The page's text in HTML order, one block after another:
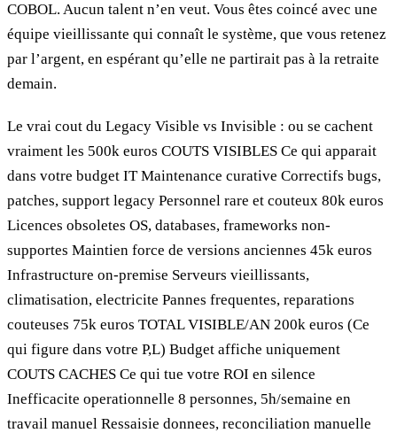
COBOL. Aucun talent n’en veut. Vous êtes coincé avec une
équipe vieillissante qui connaît le système, que vous retenez
par l’argent, en espérant qu’elle ne partirait pas à la retraite
demain.
Le vrai cout du Legacy Visible vs Invisible : ou se cachent
vraiment les 500k euros COUTS VISIBLES Ce qui apparait
dans votre budget IT Maintenance curative Correctifs bugs,
patches, support legacy Personnel rare et couteux 80k euros
Licences obsoletes OS, databases, frameworks non-
supportes Maintien force de versions anciennes 45k euros
Infrastructure on-premise Serveurs vieillissants,
climatisation, electricite Pannes frequentes, reparations
couteuses 75k euros TOTAL VISIBLE/AN 200k euros (Ce
qui figure dans votre P,L) Budget affiche uniquement
COUTS CACHES Ce qui tue votre ROI en silence
Inefficacite operationnelle 8 personnes, 5h/semaine en
travail manuel Ressaisie donnees, reconciliation manuelle